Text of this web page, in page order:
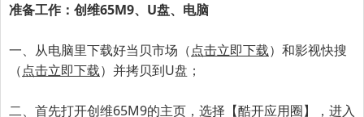
准备工作： 创维65M9、U盘、电脑
一、 从电脑里下载好当贝市场（点击立即下载）和影视快搜
（点击立即下载）并拷贝到U盘；
二、首先打开创维65M9的主页，选择【酷开应用圈】，进入